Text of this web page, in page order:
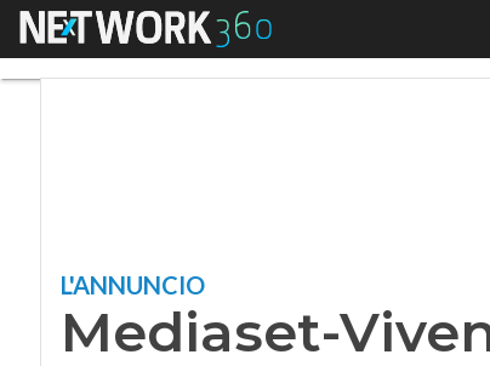
Menu
L'ANNUNCIO
Mediaset-